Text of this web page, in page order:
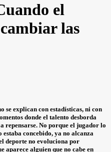
el
las
se explican con estadísticas, ni con
donde el talento desborda
repensarse. No porque el jugador lo
concebido, ya no alcanza
deporte no evoluciona por
aparece alguien que no cabe en